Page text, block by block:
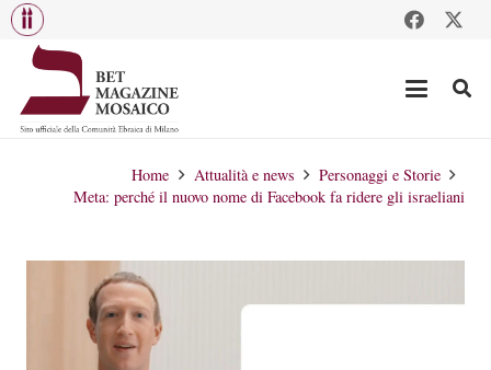
Home Attualità e news
Personaggi e Storie
Meta: perché il nuovo nome di Facebook fa ridere gli israeliani